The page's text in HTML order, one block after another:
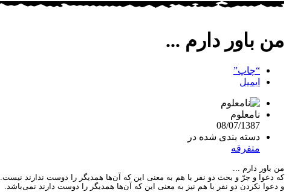
من باور دارم ...
“چاپ”
ایمیل
نامعلوم
08/07/1387
دسته بندی شده در
متفرقه
من باور دارم ...
که دعوا و جرّ و بحث دو نفر با هم به معنى اين که آن‌ها همديگر را دوست ندارند نيست.
و دعوا نکردن دو نفر با هم نيز به معنى اين که آن‌ها همديگر را دوست دارند نمى‌باشد.